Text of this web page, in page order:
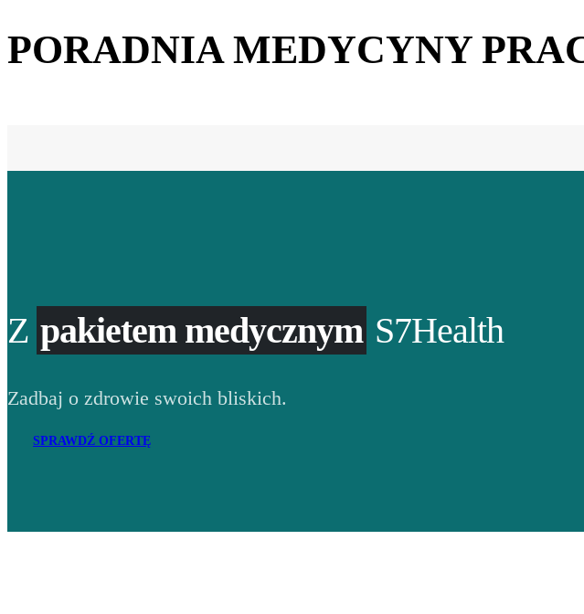
PORADNIA MEDYCYNY
Z pakietem medycznym S7Health
Zadbaj o zdrowie swoich bliskich.
SPRAWDŹ OFERTĘ